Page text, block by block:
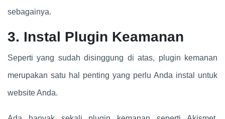
sebagainya.
3. Instal Plugin Keamanan
Seperti yang sudah disinggung di atas, plugin kemanan
merupakan satu hal penting yang perlu Anda instal untuk
website Anda.